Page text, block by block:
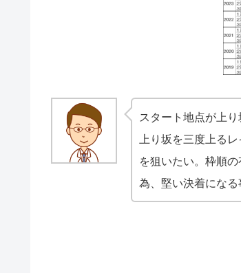
スタート地点が上
上り坂を三度上る
を狙いたい。枠順
為、堅い決着になる